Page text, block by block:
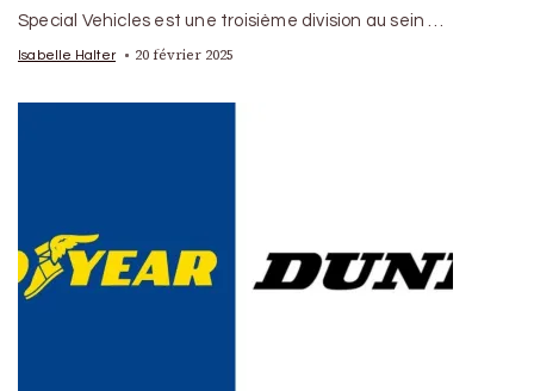
Special Vehicles est une troisième division au sein …
Isabelle Halter 20 février 2025